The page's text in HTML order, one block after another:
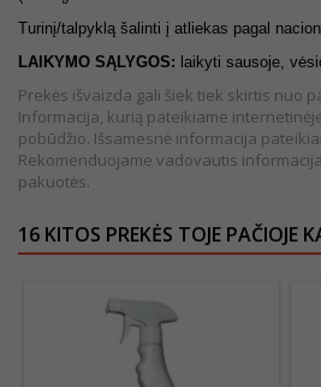
Turinį/talpyklą šalinti į atliekas pagal
LAIKYMO SĄLYGOS: laikyti sausoje,
Prekės išvaizda gali šiek tiek skirtis nuo
Informacija, kurią pateikiame
pobūdžio. Išsamesnė informacija
Rekomenduojame vadovautis
pakuotės.
16 KITOS PREKĖS TOJE PAČIOJE